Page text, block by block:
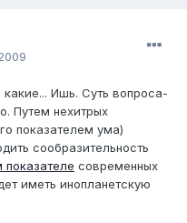
какие... Ишь. Суть вопроса-
Путем нехитрых
показателем ума)
сообразительность
показателе современных
иметь инопланетскую